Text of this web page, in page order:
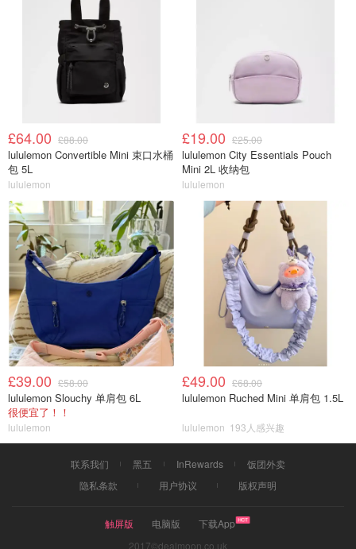
£64.00 £88.00
lululemon Convertible Mini 束口水桶
包 5L
lululemon
£19.00 £25.00
lululemon City Essentials Pouch
Mini 2L 收纳包
lululemon
£39.00 £58.00
lululemon Slouchy 单肩包 6L
很便宜了！！
lululemon
£49.00 £68.00
lululemon Ruched Mini 单肩包 1.5L
lululemon 193人感兴趣
联系我们 黑五 InRewards
饭团外卖
隐私条款
用户协议 版权声明
触屏版 电脑版
下载App
2017©dealmoon.co.uk